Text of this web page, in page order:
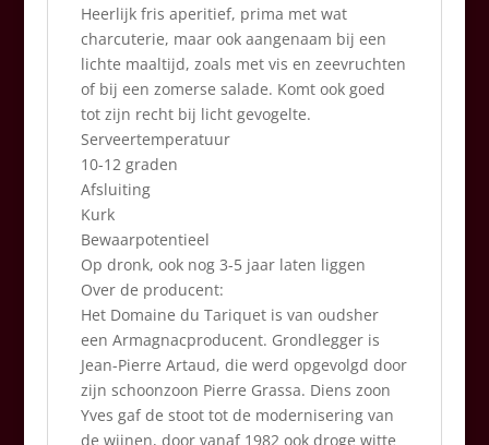
Heerlijk fris aperitief, prima met wat
charcuterie, maar ook aangenaam bij een
lichte maaltijd, zoals met vis en zeevruchten
of bij een zomerse salade. Komt ook goed
tot zijn recht bij licht gevogelte.
Serveertemperatuur
10-12 graden
Afsluiting
Kurk
Bewaarpotentieel
Op dronk, ook nog 3-5 jaar laten liggen
Over de producent:
Het Domaine du Tariquet is van oudsher
een Armagnacproducent. Grondlegger is
Jean-Pierre Artaud, die werd opgevolgd door
zijn schoonzoon Pierre Grassa. Diens zoon
Yves gaf de stoot tot de modernisering van
de wijnen, door vanaf 1982 ook droge witte